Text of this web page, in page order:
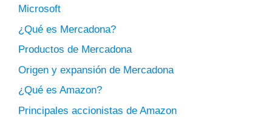
Microsoft
¿Qué es Mercadona?
Productos de Mercadona
Origen y expansión de Mercadona
¿Qué es Amazon?
Principales accionistas de Amazon